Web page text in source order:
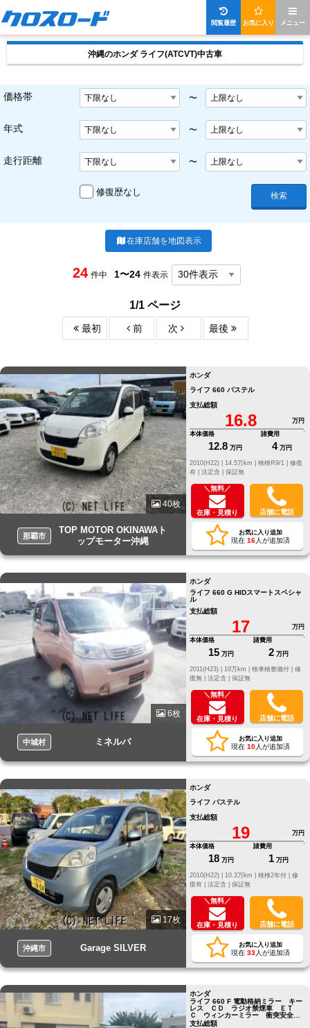
メニュー
お気に入り
閲覧履歴
沖縄のホンダ ライフ(ATCVT)中古車
価格帯 〜
年式 〜
走行距離 〜
修復歴なし 検索
在庫店舗を地図表示
24 件中 1〜24 件表示
1/1 ページ
最初 前 次 最後
40枚
那覇市
TOP MOTOR OKINAWAト
ップモーター沖縄
ホンダ
ライフ 660 パステル
支払総額
16.8
万円
本体価格
12.8 万円
諸費用
4 万円
修復
有 | 法定含 | 保証無
＼無料／
在庫・見積り 店舗に電話
お気に入り追加
現在 16人が追加済
6枚
中城村 ミネルバ
ホンダ
ライフ 660 G HIDスマートスペシャ
ル
支払総額
17
万円
本体価格
15 万円
諸費用
2 万円
修
復無 | 法定含 | 保証無
＼無料／
在庫・見積り 店舗に電話
お気に入り追加
現在 10人が追加済
17枚
沖縄市 Garage SILVER
ホンダ
ライフ パステル
支払総額
19
万円
本体価格
18 万円
諸費用
1 万円
修
復有 | 法定含 | 保証無
＼無料／
在庫・見積り 店舗に電話
お気に入り追加
現在 33人が追加済
ホンダ
ライフ 660 F 電動格納ミラー キー
レス ＣＤ ラジオ禁煙車 ＥＴ
Ｃ ウィンカーミラー 衝突安全ボ
ディ
支払総額